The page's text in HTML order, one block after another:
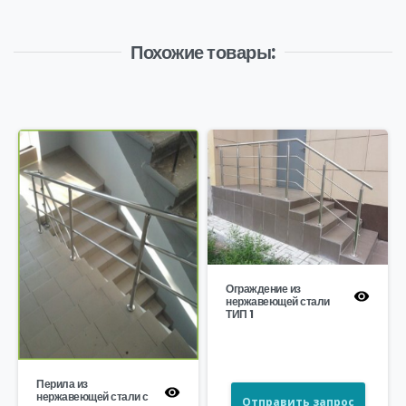
Похожие товары:
Перила из
нержавеющей стали с
Ограждение из
нержавеющей стали
ТИП 1
Отправить запрос